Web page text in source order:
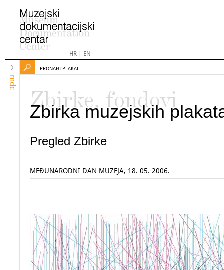
HR| EN
mdc
PRONAĐI PLAKAT
Zbirke, fondovi
Zbirka muzejskih
Pregled Zbirke
MEĐUNARODNI DAN MUZEJA, 18. 05. 2006.